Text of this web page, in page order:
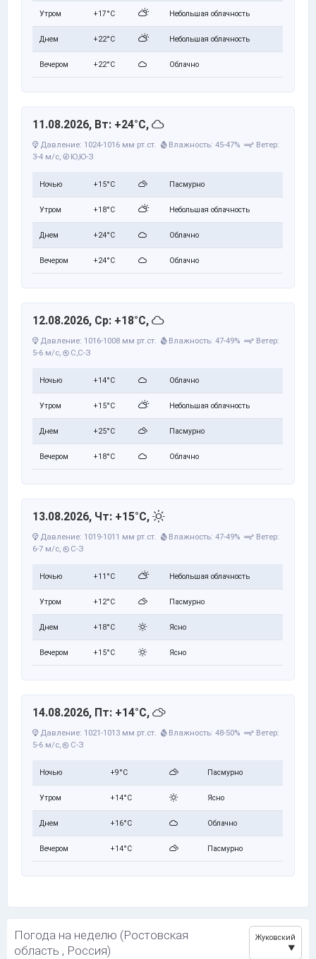
Утром +17°C Небольшая облачность
Днем +22°C Небольшая облачность
Вечером +22°C Облачно
11.08.2026, Вт: +24°C,
Давление: 1024-1016 мм рт.ст. Влажность: 45-47%
Ветер:
3-4 м/с, Ю,Ю-З
Ночью +15°C Пасмурно
Утром +18°C Небольшая облачность
Днем +24°C Облачно
Вечером +24°C Облачно
12.08.2026, Ср: +18°C,
Давление: 1016-1008 мм рт.ст. Влажность: 47-49%
Ветер:
5-6 м/с, С,С-З
Ночью +14°C Облачно
Утром +15°C Небольшая облачность
Днем +25°C Пасмурно
Вечером +18°C Облачно
13.08.2026, Чт: +15°C,
Давление: 1019-1011 мм рт.ст. Влажность: 47-49%
Ветер:
6-7 м/с, С-З
Ночью +11°C Небольшая облачность
Утром +12°C Пасмурно
Днем +18°C Ясно
Вечером +15°C Ясно
14.08.2026, Пт: +14°C,
Давление: 1021-1013 мм рт.ст. Влажность: 48-50%
Ветер:
5-6 м/с,
С-З
Ночью +9°C Пасмурно
Утром +14°C Ясно
Днем +16°C Облачно
Вечером +14°C Пасмурно
Погода на неделю (Ростовская
область , Россия)
Жуковский